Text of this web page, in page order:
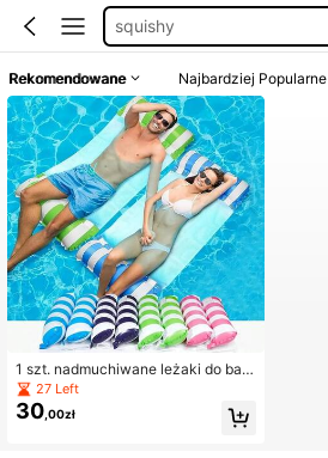
squishy
leżak do wody
Rekomendowane Najbardziej Popularne
1 szt. nadmuchiwane leżaki do bas
enu - składane, pasiaste, pływając
e łóżko z zagłówkami, wytrzymały
materiał PVC, mieszane kolory (pas
27 Left
30 ,00zł